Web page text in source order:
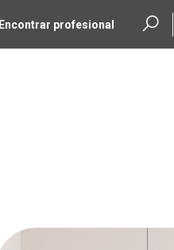
Encontrar profesional